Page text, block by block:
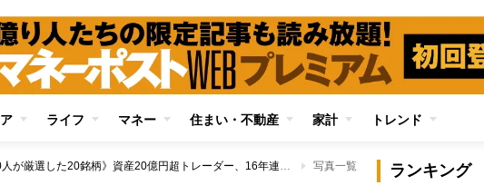
ライフ マネー 住まい・不動産 家計 トレンド
《億り人オールスター10人が厳選した20銘柄》資産20億円超トレーダー、16年連続黒字の億リーマン、年間配当金2000万円の元消防士…2025年のイチオシ株を大公開！ 写真一覧 ランキング